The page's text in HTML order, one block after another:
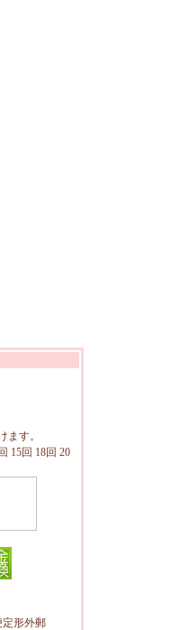
ます。
15回 18回 20
定形外郵